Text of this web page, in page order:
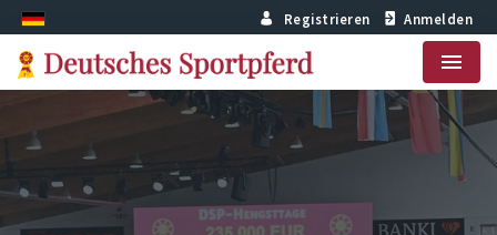
Registrieren Anmelden
Menu